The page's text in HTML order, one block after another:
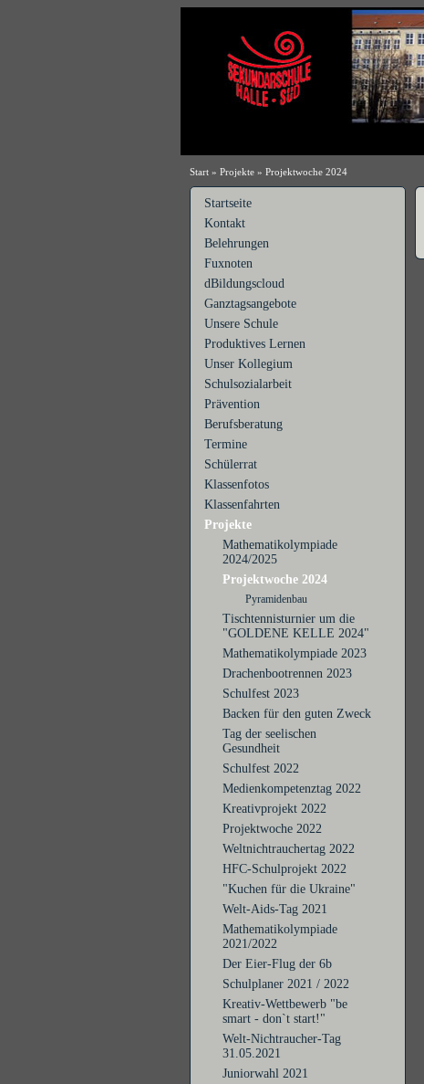
Start» Projekte» Projektwoche 2024
Startseite
Kontakt
Belehrungen
Fuxnoten
dBildungscloud
Ganztagsangebote
Unsere Schule
Produktives Lernen
Unser Kollegium
Schulsozialarbeit
Prävention
Berufsberatung
Termine
Schülerrat
Klassenfotos
Klassenfahrten
Projekte
Mathematikolympiade
2024/2025
Projektwoche 2024
Pyramidenbau
Tischtennisturnier um die
"GOLDENE KELLE 2024"
Mathematikolympiade 2023
Drachenbootrennen 2023
Schulfest 2023
Backen für den guten Zweck
Tag der seelischen
Gesundheit
Schulfest 2022
Medienkompetenztag 2022
Kreativprojekt 2022
Projektwoche 2022
Weltnichtrauchertag 2022
HFC-Schulprojekt 2022
"Kuchen für die Ukraine"
Welt-Aids-Tag 2021
Mathematikolympiade
2021/2022
Der Eier-Flug der 6b
Schulplaner 2021 / 2022
Kreativ-Wettbewerb "be
smart - don`t start!"
Welt-Nichtraucher-Tag
31.05.2021
Juniorwahl 2021